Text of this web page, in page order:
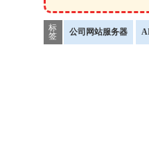
标
签
公司网站服务器